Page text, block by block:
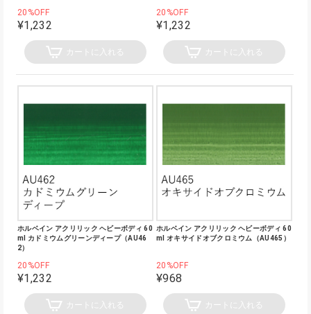
20%OFF
¥1,232
カートに入れる
20%OFF
¥1,232
カートに入れる
ホルベイン アクリリック ヘビーボディ 60
ml カドミウムグリーンディープ（AU46
2）
20%OFF
¥1,232
カートに入れる
ホルベイン アクリリック ヘビーボディ 60
ml オキサイドオブクロミウム（AU465）
20%OFF
¥968
カートに入れる